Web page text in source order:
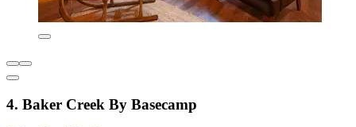
4. Baker Creek By Basecamp